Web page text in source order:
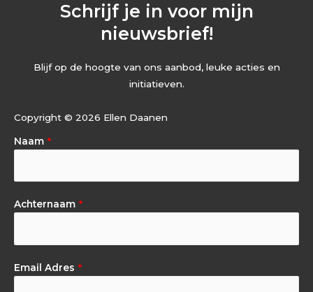
Schrijf je in voor mijn
nieuwsbrief!
Blijf op de hoogte van ons aanbod, leuke acties en
initiatieven.
Copyright © 2026 Ellen Daanen
Naam *
Achternaam *
Email Adres *